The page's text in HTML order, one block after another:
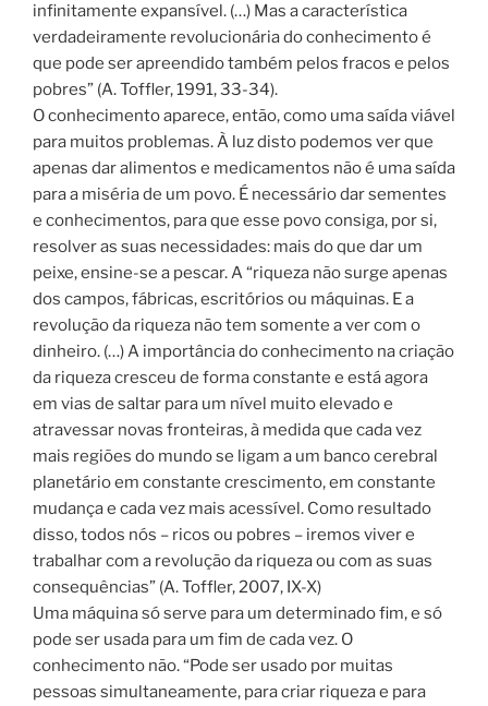
infinitamente expansível. (…) Mas a característica
verdadeiramente revolucionária do conhecimento é
que pode ser apreendido também pelos fracos e pelos
pobres” (A. Toffler, 1991, 33-34).
O conhecimento aparece, então, como uma saída viável
para muitos problemas. À luz disto podemos ver que
apenas dar alimentos e medicamentos não é uma saída
para a miséria de um povo. É necessário dar sementes
e conhecimentos, para que esse povo consiga, por si,
resolver as suas necessidades: mais do que dar um
peixe, ensine-se a pescar. A “riqueza não surge apenas
dos campos, fábricas, escritórios ou máquinas. E a
revolução da riqueza não tem somente a ver com o
dinheiro. (…) A importância do conhecimento na criação
da riqueza cresceu de forma constante e está agora
em vias de saltar para um nível muito elevado e
atravessar novas fronteiras, à medida que cada vez
mais regiões do mundo se ligam a um banco cerebral
planetário em constante crescimento, em constante
mudança e cada vez mais acessível. Como resultado
disso, todos nós – ricos ou pobres – iremos viver e
trabalhar com a revolução da riqueza ou com as suas
consequências” (A. Toffler, 2007, IX-X)
Uma máquina só serve para um determinado fim, e só
pode ser usada para um fim de cada vez. O
conhecimento não. “Pode ser usado por muitas
pessoas simultaneamente, para criar riqueza e para